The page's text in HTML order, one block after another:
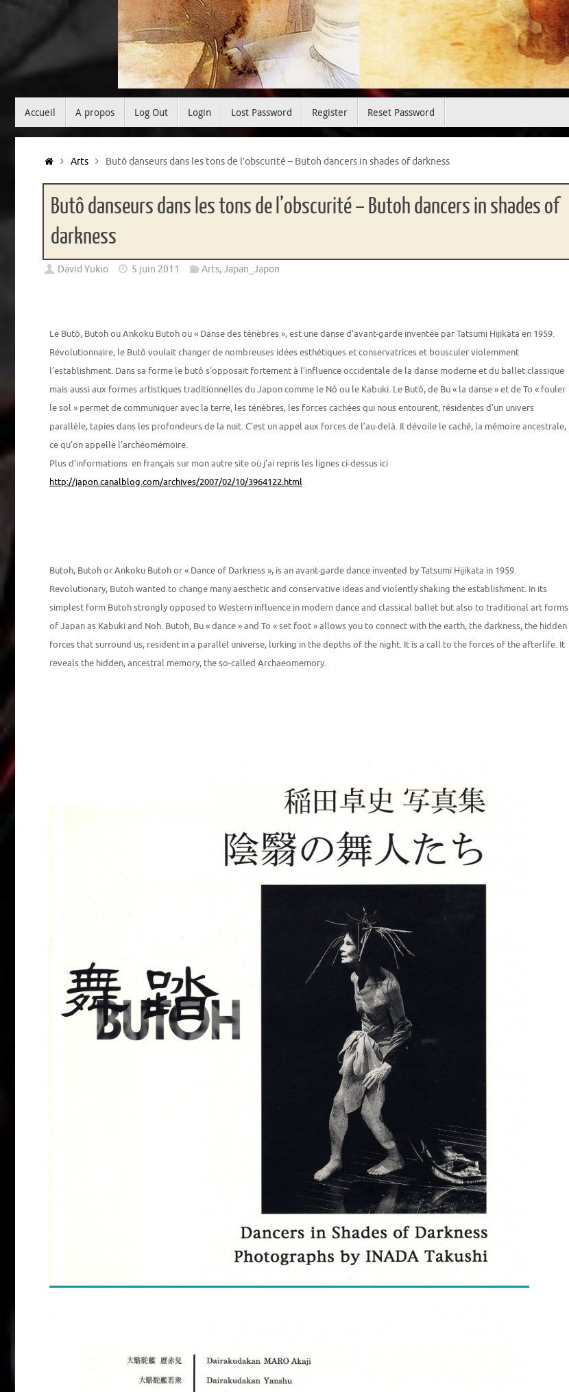
Accueil A propos Log Out Login Lost Password Register Reset Password
Accueil
Arts Butô danseurs dans les tons de l’obscurité – Butoh dancers in shades of darkness
Butô danseurs dans les tons de l’obscurité – Butoh dancers in shades of
darkness
David Yukio 5 juin 2011 Arts,Japan_Japon
Le Butô, Butoh ou Ankoku Butoh ou « Danse des ténèbres », est une danse d’avant-garde inventée par Tatsumi Hijikata en 1959.
Révolutionnaire, le Butô voulait changer de nombreuses idées esthétiques et conservatrices et bousculer violemment
l’establishment. Dans sa forme le butô s’opposait fortement à l’influence occidentale de la danse moderne et du ballet classique
mais aussi aux formes artistiques traditionnelles du Japon comme le Nô ou le Kabuki. Le Butô, de Bu « la danse » et de To « fouler
le sol » permet de communiquer avec la terre, les ténèbres, les forces cachées qui nous entourent, résidentes d’un univers
parallèle, tapies dans les profondeurs de la nuit. C’est un appel aux forces de l’au-delà. Il dévoile le caché, la mémoire ancestrale,
ce qu’on appelle l’archéomémoire.
Plus d’informations en français sur mon autre site où j’ai repris les lignes ci-dessus ici
http://japon.canalblog.com/archives/2007/02/10/3964122.html
Butoh, Butoh or Ankoku Butoh or « Dance of Darkness », is an avant-garde dance invented by Tatsumi Hijikata in 1959.
Revolutionary, Butoh wanted to change many aesthetic and conservative ideas and violently shaking the establishment. In its
simplest form Butoh strongly opposed to Western influence in modern dance and classical ballet but also to traditional art forms
of Japan as Kabuki and Noh. Butoh, Bu « dance » and To « set foot » allows you to connect with the earth, the darkness, the hidden
forces that surround us, resident in a parallel universe, lurking in the depths of the night. It is a call to the forces of the afterlife. It
reveals the hidden, ancestral memory, the so-called Archaeomemory.